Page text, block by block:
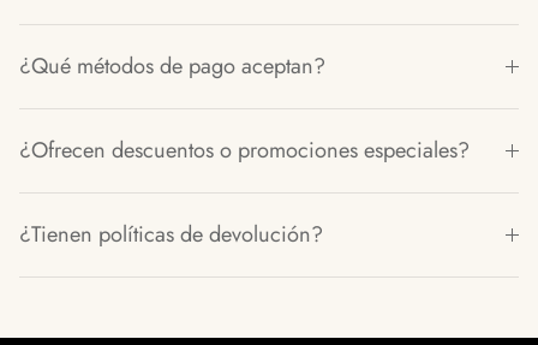
¿Qué métodos de pago aceptan?
¿Ofrecen descuentos o promociones especiales?
¿Tienen políticas de devolución?